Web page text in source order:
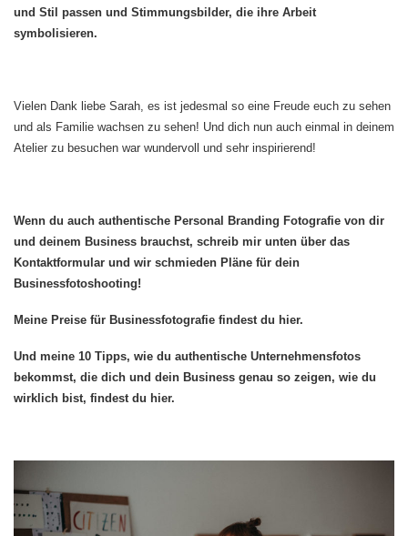
und Stil passen und Stimmungsbilder, die ihre Arbeit
symbolisieren.
Vielen Dank liebe Sarah, es ist jedesmal so eine Freude euch zu sehen
und als Familie wachsen zu sehen! Und dich nun auch einmal in deinem
Atelier zu besuchen war wundervoll und sehr inspirierend!
Wenn du auch authentische Personal Branding Fotografie von dir
und deinem Business brauchst, schreib mir unten über das
Kontaktformular und wir schmieden Pläne für dein
Businessfotoshooting!
Meine Preise für Businessfotografie findest du hier.
Und meine 10 Tipps, wie du authentische Unternehmensfotos
bekommst, die dich und dein Business genau so zeigen, wie du
wirklich bist, findest du hier.